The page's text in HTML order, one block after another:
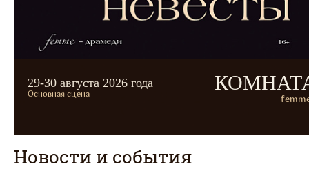
29-30 августа 2026 года
Основная сцена
Новости и события